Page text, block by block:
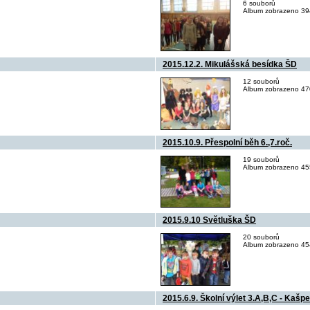
6 souborů
Album zobrazeno
2015.12.2. Mikulášská besídka ŠD
12 souborů
Album zobrazeno
2015.10.9. Přespolní běh 6.,7.roč.
19 souborů
Album zobrazeno
2015.9.10 Světluška ŠD
20 souborů
Album zobrazeno
2015.6.9. Školní výlet 3.A,B,C -